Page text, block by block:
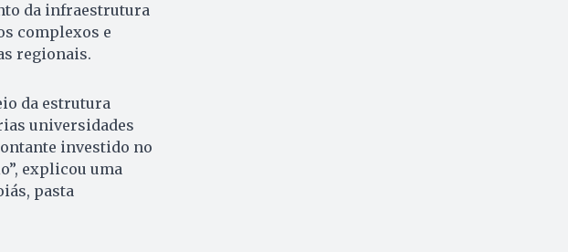
da infraestrutura
complexos e
regionais.
da estrutura
universidades
investido no
explicou uma
pasta